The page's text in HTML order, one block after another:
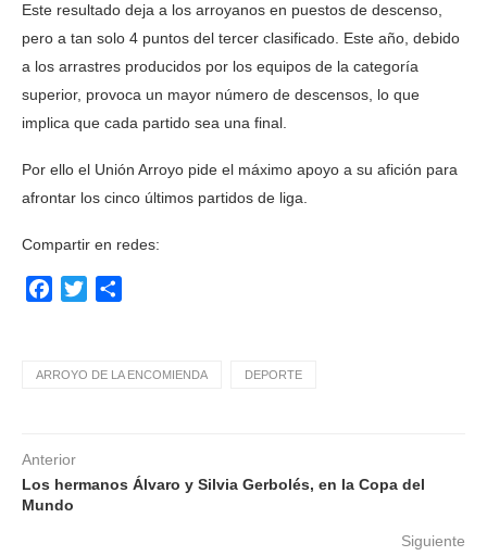
Este resultado deja a los arroyanos en puestos de descenso,
pero a tan solo 4 puntos del tercer clasificado. Este año, debido
a los arrastres producidos por los equipos de la categoría
superior, provoca un mayor número de descensos, lo que
implica que cada partido sea una final.
Por ello el Unión Arroyo pide el máximo apoyo a su afición para
afrontar los cinco últimos partidos de liga.
Compartir en redes:
Facebook
Twitter
ARROYO DE LA ENCOMIENDA DEPORTE
Anterior
Los hermanos Álvaro y Silvia Gerbolés, en la Copa del
Mundo
Siguiente